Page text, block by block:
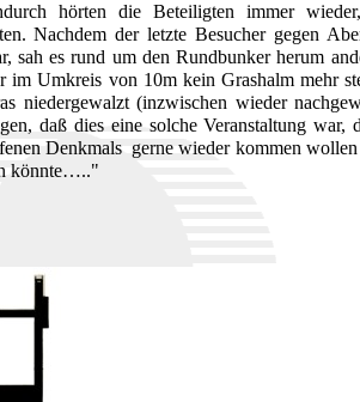
hörten die Beteiligten immer
Nachdem der letzte Besucher gegen
sah es rund um den Rundbunker herum
im Umkreis von 10m kein Grashalm mehr
niedergewalzt (inzwischen wieder
daß dies eine solche Veranstaltung war,
Denkmals gerne wieder kommen
könnte….."